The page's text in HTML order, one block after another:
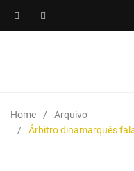
Home
Arquivo
Árbitro dinamarquês